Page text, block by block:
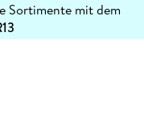
Sortimente mit dem